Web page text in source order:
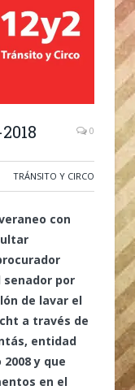
0
TRÁNSITO Y CIRCO
con
senador por
de lavar el
a través de
entidad
2008 y que
en el